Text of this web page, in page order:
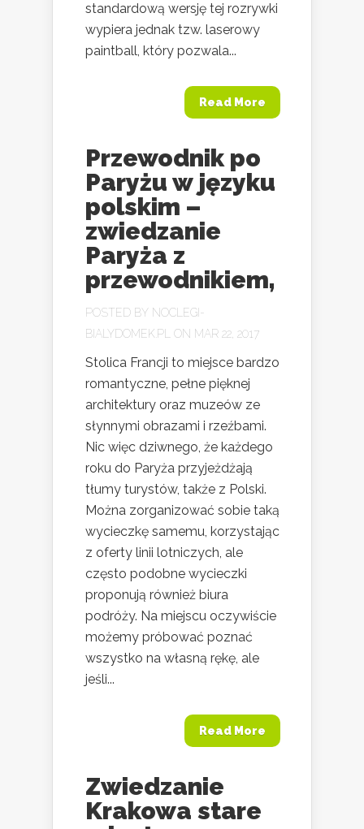
standardową wersję tej rozrywki
wypiera jednak tzw. laserowy
paintball, który pozwala...
Read More
Przewodnik po
Paryżu w języku
polskim –
zwiedzanie
Paryża z
przewodnikiem,
POSTED BY NOCLEGI-
BIALYDOMEK.PL
ON MAR 22, 2017
Stolica Francji to miejsce bardzo
romantyczne, pełne pięknej
architektury oraz muzeów ze
słynnymi obrazami i rzeźbami.
Nic więc dziwnego, że każdego
roku do Paryża przyjeżdżają
tłumy turystów, także z Polski.
Można zorganizować sobie taką
wycieczkę samemu, korzystając
z oferty linii lotniczych, ale
często podobne wycieczki
proponują również biura
podróży. Na miejscu oczywiście
możemy próbować poznać
wszystko na własną rękę, ale
jeśli...
Read More
Zwiedzanie
Krakowa stare